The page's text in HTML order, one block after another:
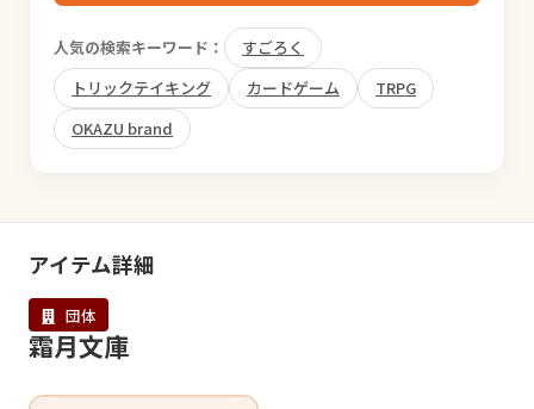
人気の検索キーワード：
すごろく
トリックテイキング
カードゲーム
TRPG
OKAZU brand
アイテム詳細
団体
霜月文庫